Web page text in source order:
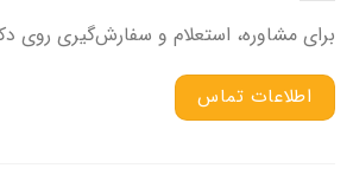
برای مشاوره، استعلام و سفارش‌گیری روی
اطلاعات تماس